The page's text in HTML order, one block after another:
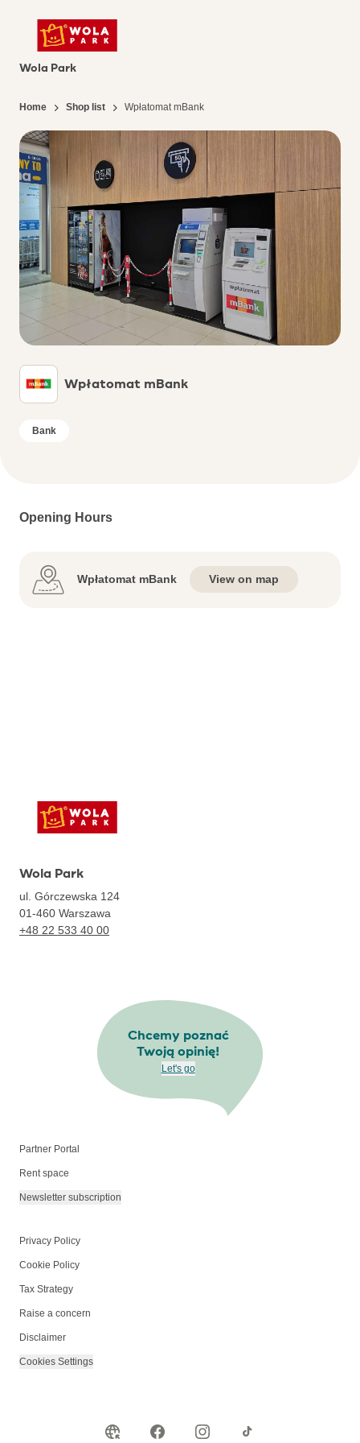
Wola Park
Home Shop list Wpłatomat mBank
Wpłatomat mBank
Bank
Opening Hours
Wpłatomat mBank View on map
Wola Park
ul. Górczewska 124
01-460 Warszawa
+48 22 533 40 00
Chcemy poznać
Twoją opinię!
Let's go
Partner Portal
Rent space
Newsletter subscription
Privacy Policy
Cookie Policy
Tax Strategy
Raise a concern
Disclaimer
Cookies Settings